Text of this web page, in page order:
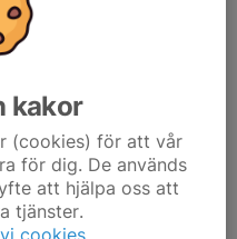
kakor
(cookies) för att vår
för dig. De används
att hjälpa oss att
tjänster.
cookies